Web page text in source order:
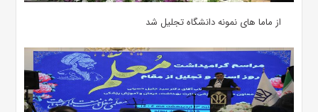
از ماما های نمونه دانشگاه تجلیل شد